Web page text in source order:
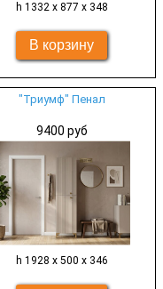
h 1332 х 877 х 348
"Триумф" Пенал
9400 руб
h 1928 х 500 х 346